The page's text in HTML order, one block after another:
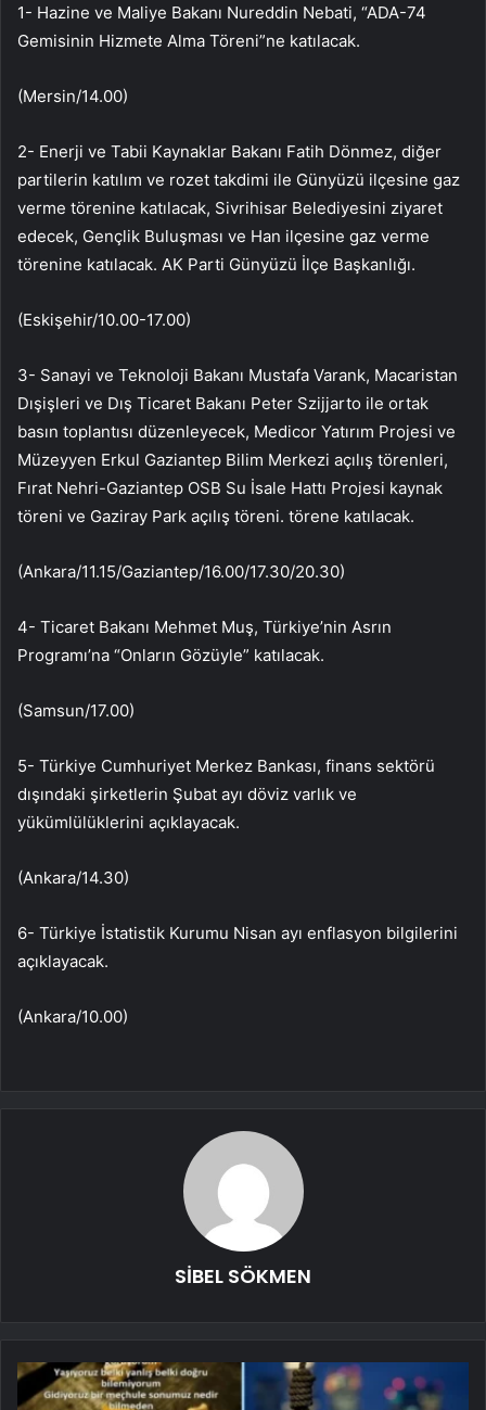
1- Hazine ve Maliye Bakanı Nureddin Nebati, “ADA-74
Gemisinin Hizmete Alma Töreni”ne katılacak.
(Mersin/14.00)
2- Enerji ve Tabii Kaynaklar Bakanı Fatih Dönmez, diğer
partilerin katılım ve rozet takdimi ile Günyüzü ilçesine gaz
verme törenine katılacak, Sivrihisar Belediyesini ziyaret
edecek, Gençlik Buluşması ve Han ilçesine gaz verme
törenine katılacak. AK Parti Günyüzü İlçe Başkanlığı.
(Eskişehir/10.00-17.00)
3- Sanayi ve Teknoloji Bakanı Mustafa Varank, Macaristan
Dışişleri ve Dış Ticaret Bakanı Peter Szijjarto ile ortak
basın toplantısı düzenleyecek, Medicor Yatırım Projesi ve
Müzeyyen Erkul Gaziantep Bilim Merkezi açılış törenleri,
Fırat Nehri-Gaziantep OSB Su İsale Hattı Projesi kaynak
töreni ve Gaziray Park açılış töreni. törene katılacak.
(Ankara/11.15/Gaziantep/16.00/17.30/20.30)
4- Ticaret Bakanı Mehmet Muş, Türkiye’nin Asrın
Programı’na “Onların Gözüyle” katılacak.
(Samsun/17.00)
5- Türkiye Cumhuriyet Merkez Bankası, finans sektörü
dışındaki şirketlerin Şubat ayı döviz varlık ve
yükümlülüklerini açıklayacak.
(Ankara/14.30)
6- Türkiye İstatistik Kurumu Nisan ayı enflasyon bilgilerini
açıklayacak.
(Ankara/10.00)
SİBEL SÖKMEN